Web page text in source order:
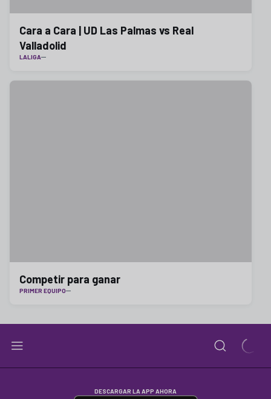
Cara a Cara | UD Las Palmas vs Real
Valladolid
LALIGA
Competir para ganar
PRIMER EQUIPO
DESCARGAR LA APP AHORA